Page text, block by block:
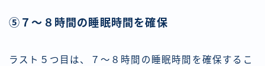
⑤７〜８時間の睡眠時間を確保
ラスト５つ目は、７〜８時間の睡眠時間を確保するこ